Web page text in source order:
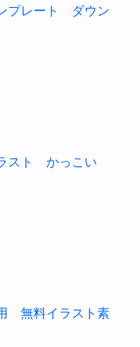
レート ダウン
スト かっこい
無料イラスト素